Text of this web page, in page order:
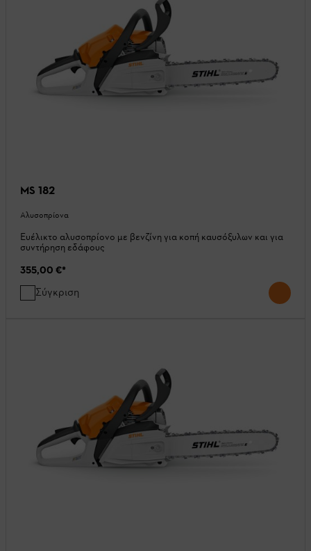
MS 182
Αλυσοπρίονα
Ευέλικτο αλυσοπρίονο με βενζίνη για κοπή καυσόξυλων και για
συντήρηση εδάφους
355,00 €*
Σύγκριση